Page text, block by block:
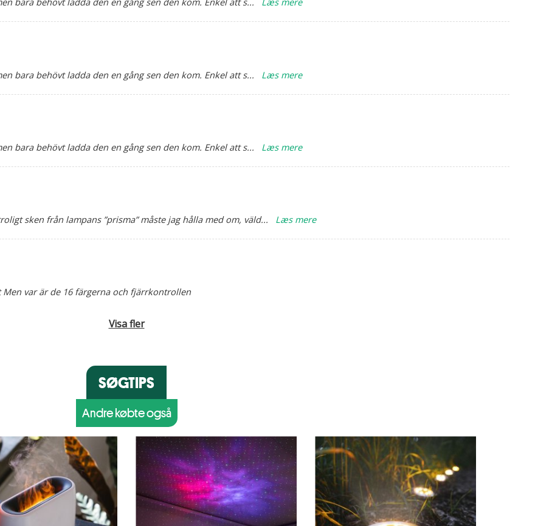
bara behövt ladda den en gång sen den kom. Enkel att s... Læs mere
bara behövt ladda den en gång sen den kom. Enkel att s... Læs mere
sken från lampans ”prisma” måste jag hålla med om, väld... Læs mere
var är de 16 färgerna och fjärrkontrollen
Visa fler
SØGTIPS
Andre købte også